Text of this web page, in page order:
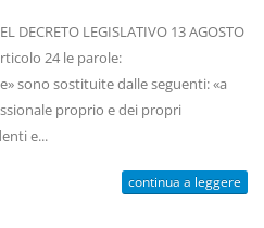
DECRETO LEGISLATIVO 13 AGOSTO
24 le parole:
sono sostituite dalle seguenti: «a
proprio e dei propri
e...
continua a leggere